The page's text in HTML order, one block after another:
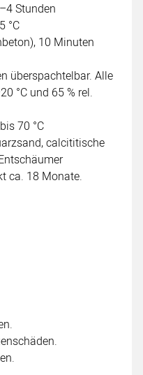
Stunden
°C
10 Minuten
überspachtelbar. Alle
°C und 65 % rel.
70 °C
calcititische
ca. 18 Monate.